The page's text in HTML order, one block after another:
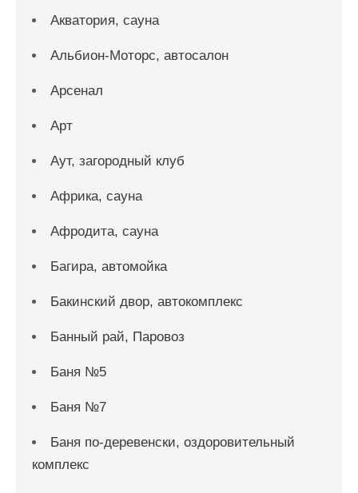
Акватория, сауна
Альбион-Моторс, автосалон
Арсенал
Арт
Аут, загородный клуб
Африка, сауна
Афродита, сауна
Багира, автомойка
Бакинский двор, автокомплекс
Банный рай, Паровоз
Баня №5
Баня №7
Баня по-деревенски, оздоровительный
комплекс